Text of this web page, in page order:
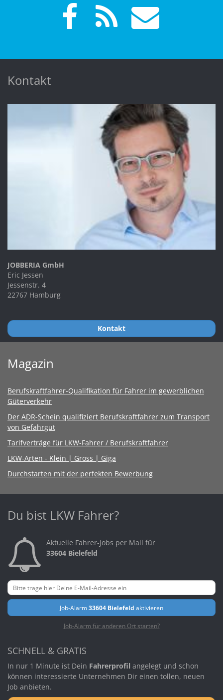
Kontakt
JOBBERIA GmbH
Eric Jessen
Jessenstr. 4
22767 Hamburg
Kontakt
Magazin
Berufskraftfahrer-Qualifikation für Fahrer im gewerblichen
Güterverkehr
Der ADR-Schein qualifiziert Berufskraftfahrer zum Transport
von Gefahrgut
Tarifverträge für LKW-Fahrer / Berufskraftfahrer
LKW-Arten - Klein | Gross | Giga
Durchstarten mit der perfekten Bewerbung
Du bist LKW Fahrer?
Aktuelle Fahrer-Jobs per Mail für
33604 Bielefeld
Job-Alarm33604 Bielefeld aktivieren
Job-Alarm für anderen Ort starten?
SCHNELL & GRATIS
In nur 1 Minute ist Dein Fahrerprofil angelegt und schon
können interessierte Unternehmen Dir einen tollen, neuen
Job anbieten.